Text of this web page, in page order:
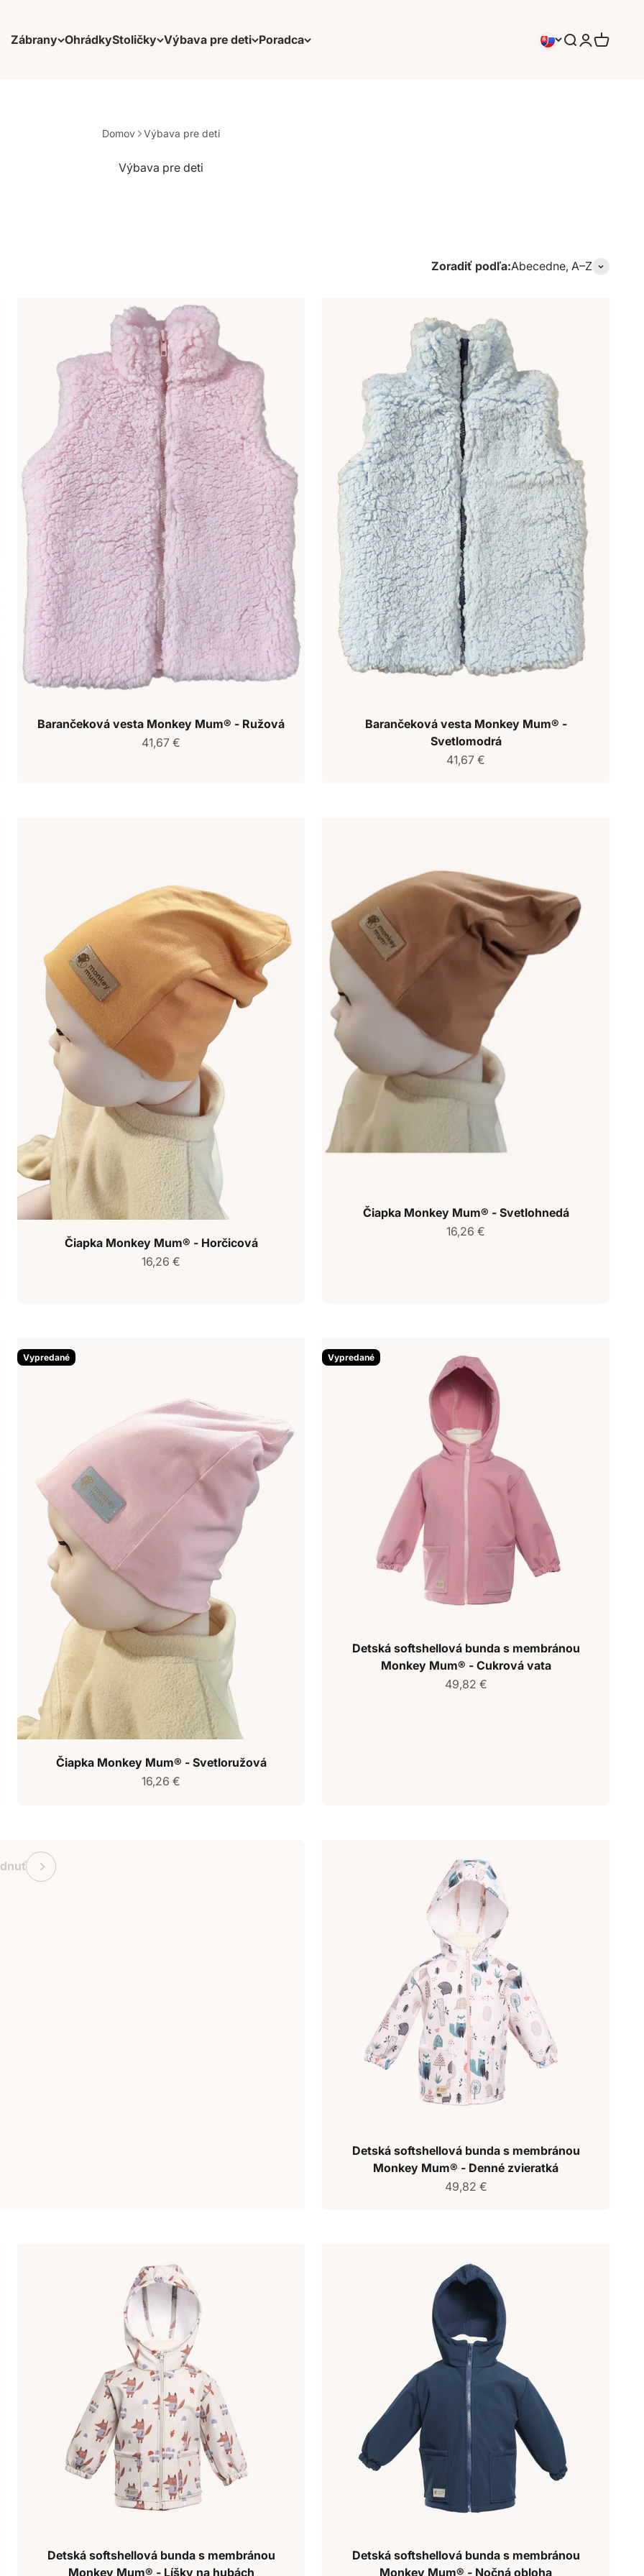
Zábrany OhrádkyStoličky Výbava pre deti Poradca HľadaťPrihlásenie
Košík
Domov Výbava pre deti
Zoradiť podľa:Abecedne, A–Z
Barančeková vesta Monkey Mum® - Ružová
Predajná cena
41,67 €
Barančeková vesta Monkey Mum® -
Svetlomodrá
Predajná cena
41,67 €
Čiapka Monkey Mum® - Horčicová
Predajná cena
16,26 €
Čiapka Monkey Mum® - Svetlohnedá
Predajná cena
16,26 €
Vypredané
Čiapka Monkey Mum® - Svetloružová
Predajná cena
16,26 €
Predchádzajúce
Vypredané
Detská softshellová bunda s membránou
Monkey Mum® - Cukrová vata
Predajná cena
49,82 €
Detská softshellová bunda s membránou
Monkey Mum® - Denné zvieratká
Predajná cena
49,82 €
Detská softshellová bunda s membránou
Monkey Mum® - Líšky na hubách
Detská softshellová bunda s membránou
Monkey Mum® - Nočná obloha